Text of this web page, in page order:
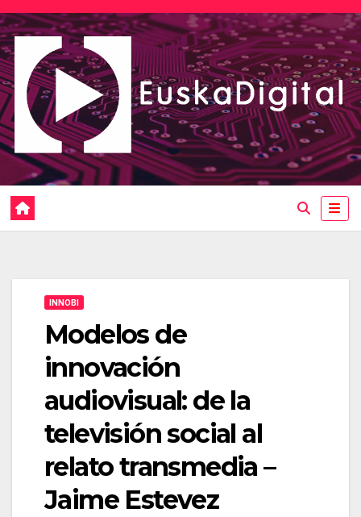
Saltar
al
contenido
INNOBI
Modelos de
innovación
audiovisual: de la
televisión social al
relato transmedia –
Jaime Estevez